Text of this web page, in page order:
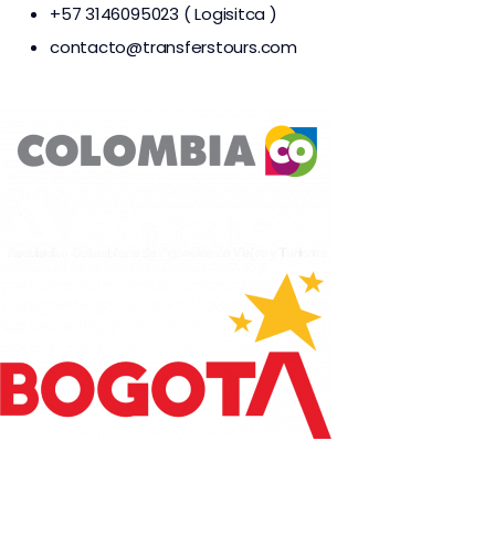
+57 3146095023 ( Logisitca )
contacto@transferstours.com